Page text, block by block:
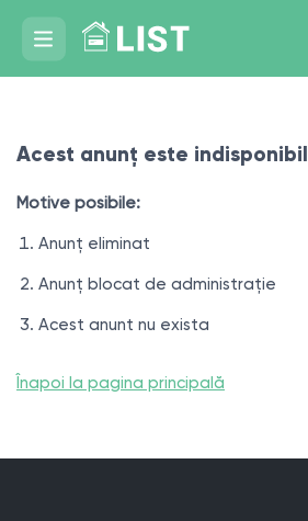
Acest anunț este indisponibil
Motive posibile:
Anunț eliminat
Anunț blocat de administrație
Acest anunt nu exista
Înapoi la pagina principală